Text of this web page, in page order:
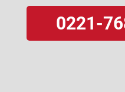
0221-